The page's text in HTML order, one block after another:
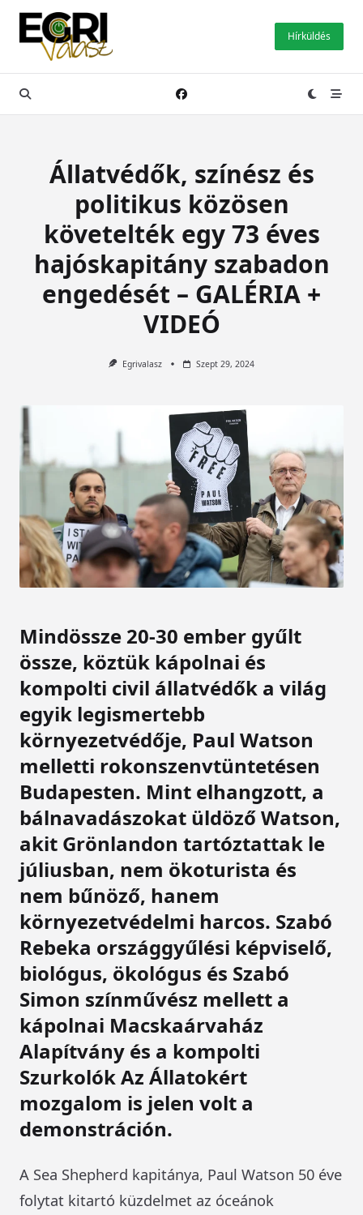
Skip
content
Hírküldés
Állatvédők, színész és
politikus közösen
követelték egy 73 éves
hajóskapitány szabadon
engedését – GALÉRIA +
VIDEÓ
Egrivalasz Szept 29, 2024
Mindössze 20-30 ember gyűlt
össze, köztük kápolnai és
kompolti civil állatvédők a világ
egyik legismertebb
környezetvédője, Paul Watson
melletti rokonszenvtüntetésen
Budapesten. Mint elhangzott, a
bálnavadászokat üldöző Watson,
akit Grönlandon tartóztattak le
júliusban, nem ökoturista és
nem bűnöző, hanem
környezetvédelmi harcos. Szabó
Rebeka országgyűlési képviselő,
biológus, ökológus és Szabó
Simon színművész mellett a
kápolnai Macskaárvaház
Alapítvány és a kompolti
Szurkolók Az Állatokért
mozgalom is jelen volt a
demonstráción.
A Sea Shepherd kapitánya, Paul Watson 50 éve
folytat kitartó küzdelmet az óceánok